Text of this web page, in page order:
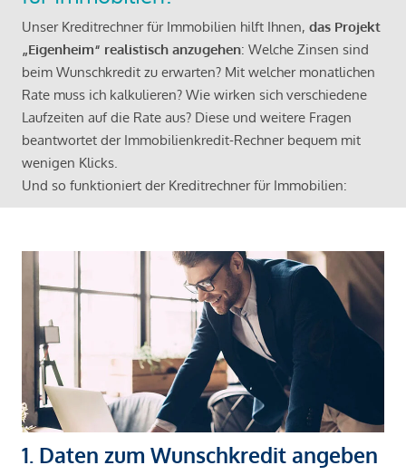
Unser Kreditrechner für Immobilien hilft Ihnen, das Projekt
„Eigenheim“ realistisch anzugehen: Welche Zinsen sind
beim Wunschkredit zu erwarten? Mit welcher monatlichen
Rate muss ich kalkulieren? Wie wirken sich verschiedene
Laufzeiten auf die Rate aus? Diese und weitere Fragen
beantwortet der Immobilienkredit-Rechner bequem mit
wenigen Klicks.
Und so funktioniert der Kreditrechner für Immobilien:
1. Daten zum Wunschkredit angeben